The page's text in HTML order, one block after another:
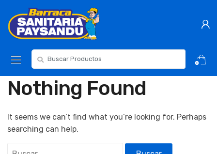
navigation
content
para:
0
Nothing Found
It seems we can’t find what you’re looking for. Perhaps
searching can help.
Buscar: